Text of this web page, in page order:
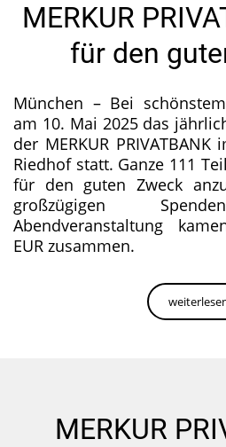
MERKUR
für den
München – Bei
am 10. Mai 2025 das
der MERKUR
Riedhof statt. Ganze 111
für den guten Zweck
großzügigen
Abendveranstaltung
EUR zusammen.
MERKUR